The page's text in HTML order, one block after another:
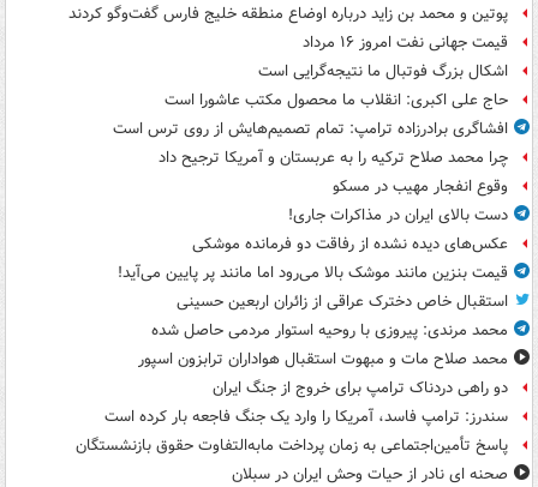
پوتین و محمد بن زاید درباره اوضاع منطقه خلیج فارس گفت‌وگو کردند
قیمت جهانی نفت امروز ۱۶ مرداد
اشکال بزرگ فوتبال ما نتیجه‌گرایی است
حاج علی اکبری: انقلاب ما محصول مکتب عاشورا است
افشاگری برادرزاده ترامپ: تمام تصمیم‌هایش از روی ترس است
چرا محمد صلاح ترکیه را به عربستان و آمریکا ترجیح داد
وقوع انفجار مهیب در مسکو
دست بالای ایران در مذاکرات جاری!
عکس‌های دیده نشده از رفاقت دو فرمانده‌ موشکی
قیمت بنزین مانند موشک بالا می‌رود اما مانند پر پایین می‌آید!
استقبال خاص دخترک عراقی از زائران اربعین حسینی
محمد مرندی: پیروزی با روحیه استوار مردمی حاصل شده
محمد صلاح مات و مبهوت استقبال هواداران ترابزون اسپور
دو راهی دردناک ترامپ برای خروج از جنگ ایران
سندرز: ترامپ فاسد، آمریکا را وارد یک جنگ فاجعه بار کرده است
پاسخ تأمین‌اجتماعی به زمان پرداخت مابه‌التفاوت حقوق بازنشستگان
صحنه ای نادر از حیات وحش ایران در سبلان